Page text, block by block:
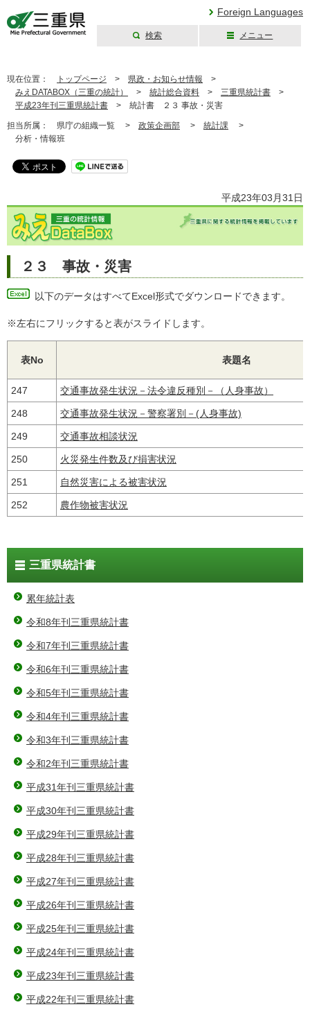
Foreign Languages
検索 メニュー
現在位置： トップページ > 県政・お知らせ情報 >
みえDATABOX（三重の統計）
> 統計総合資料 > 三重県統計書 >
平成23年刊三重県統計書 > 統計書 ２３ 事故・災害
担当所属： 県庁の組織一覧 > 政策企画部 > 統計課 >
分析・情報班
平成23年03月31日
２３ 事故・災害
以下のデータはすべてExcel形式でダウンロードできます。
※左右にフリックすると表がスライドします。
表No 表題名
247 交通事故発生状況－法令違反種別－（人身事故）
248 交通事故発生状況－警察署別－(人身事故)
249 交通事故相談状況
250 火災発生件数及び損害状況
251 自然災害による被害状況
252 農作物被害状況
三重県統計書
累年統計表
令和8年刊三重県統計書
令和7年刊三重県統計書
令和6年刊三重県統計書
令和5年刊三重県統計書
令和4年刊三重県統計書
令和3年刊三重県統計書
令和2年刊三重県統計書
平成31年刊三重県統計書
平成30年刊三重県統計書
平成29年刊三重県統計書
平成28年刊三重県統計書
平成27年刊三重県統計書
平成26年刊三重県統計書
平成25年刊三重県統計書
平成24年刊三重県統計書
平成23年刊三重県統計書
平成22年刊三重県統計書